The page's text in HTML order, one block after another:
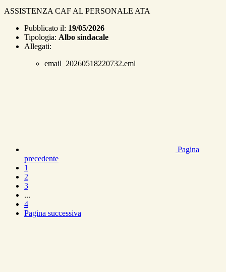
ASSISTENZA CAF AL PERSONALE ATA
Pubblicato il: 19/05/2026
Tipologia: Albo sindacale
Allegati:
email_20260518220732.eml
Pagina
precedente
1
2
3
...
4
Pagina successiva